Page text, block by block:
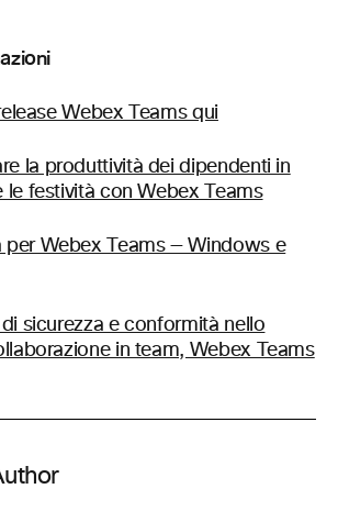
Webex Teams qui
la produttività dei dipendenti in
le festività con Webex Teams
per Webex Teams — Windows e
sicurezza e conformità nello
in team, Webex Teams